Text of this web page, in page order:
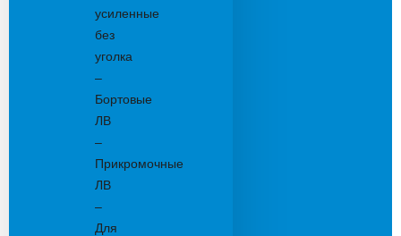
усиленные
без
уголка
–
Бортовые
ЛВ
–
Прикромочные
ЛВ
–
Для